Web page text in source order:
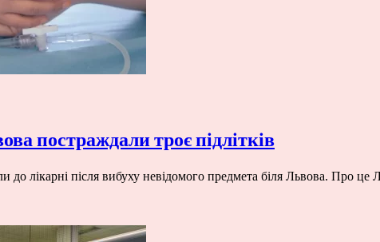
постраждали троє підлітків
до лікарні після вибуху невідомого предмета біля Львова. Про